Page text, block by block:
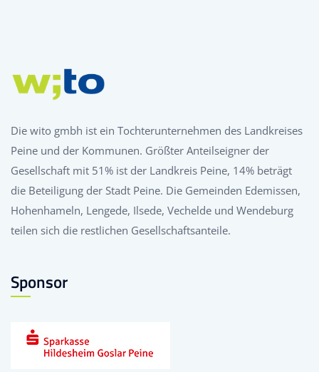
Die wito gmbh ist ein Tochterunternehmen des Landkreises
Peine und der Kommunen. Größter Anteilseigner der
Gesellschaft mit 51% ist der Landkreis Peine, 14% beträgt
die Beteiligung der Stadt Peine. Die Gemeinden Edemissen,
Hohenhameln, Lengede, Ilsede, Vechelde und Wendeburg
teilen sich die restlichen Gesellschaftsanteile.
Sponsor